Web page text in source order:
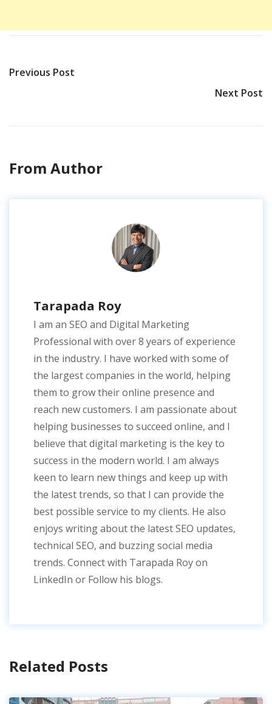
Previous Post
Next Post
From Author
Tarapada Roy
I am an SEO and Digital Marketing
Professional with over 8 years of experience
in the industry. I have worked with some of
the largest companies in the world, helping
them to grow their online presence and
reach new customers. I am passionate about
helping businesses to succeed online, and I
believe that digital marketing is the key to
success in the modern world. I am always
keen to learn new things and keep up with
the latest trends, so that I can provide the
best possible service to my clients. He also
enjoys writing about the latest SEO updates,
technical SEO, and buzzing social media
trends. Connect with Tarapada Roy on
LinkedIn or Follow his blogs.
Related Posts